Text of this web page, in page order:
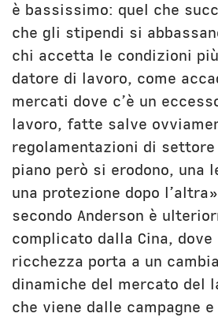
è bassissimo: quel che
che gli stipendi si
chi accetta le condizioni
datore di lavoro, come
mercati dove c’è un
lavoro, fatte salve
regolamentazioni di settore
piano però si erodono, una
una protezione dopo
secondo Anderson è
complicato dalla Cina,
ricchezza porta a un
dinamiche del mercato del
che viene dalle campagne